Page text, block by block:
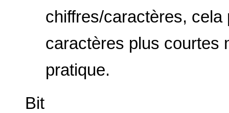
chiffres/caractères,
caractères plus courtes
pratique.
Bit